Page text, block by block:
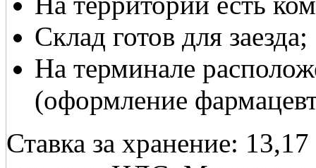
Склад готов для заезда;
На терминале
(оформление
Ставка за хранение: